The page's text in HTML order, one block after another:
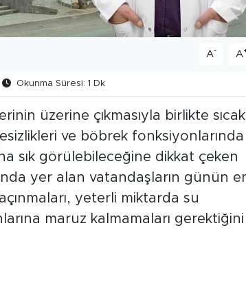
A- A
Okunma Süresi: 1 Dk
üzerine çıkmasıyla birlikte sıcak
ve böbrek fonksiyonlarında
sık görülebileceğine dikkat çeken
yer alan vatandaşların günün
yeterli miktarda su
maruz kalmamaları gerektiğini